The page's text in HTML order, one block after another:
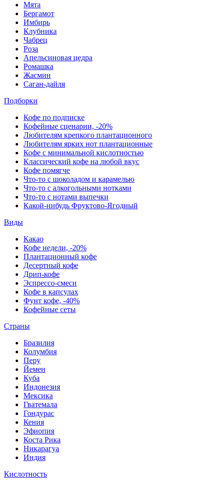
Мята
Бергамот
Имбирь
Клубника
Чабрец
Роза
Апельсиновая цедра
Ромашка
Жасмин
Саган-дайля
Подборки
Кофе по подписке
Кофейные сценарии, -20%
Любителям крепкого плантационного
Любителям ярких нот плантационные
Кофе с минимальной кислотностью
Классический кофе на любой вкус
Кофе помягче
Что-то с шоколадом и карамелью
Что-то с алкогольными нотками
Что-то с нотами выпечки
Какой-нибудь Фруктово-Ягодный
Виды
Какао
Кофе недели, -20%
Плантационный кофе
Десертный кофе
Дрип-кофе
Эспрессо-смеси
Кофе в капсулах
Фунт кофе, -40%
Кофейные сеты
Страны
Бразилия
Колумбия
Перу
Йемен
Куба
Индонезия
Мексика
Гватемала
Гондурас
Кения
Эфиопия
Коста Рика
Никарагуа
Индия
Кислотность